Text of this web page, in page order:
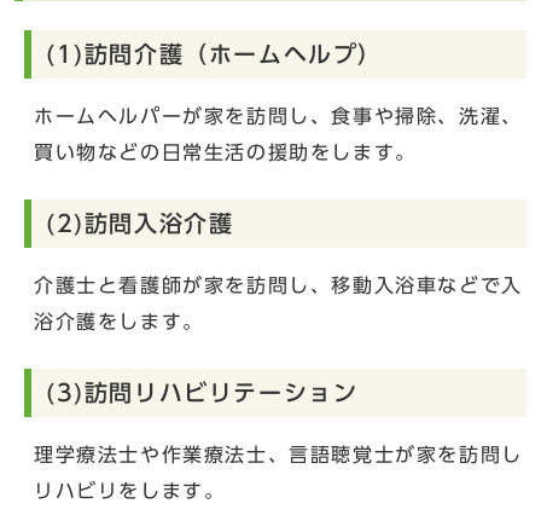
(1)訪問介護（ホームヘルプ）
ホームヘルパーが家を訪問し、食事や掃除、洗濯、
買い物などの日常生活の援助をします。
(2)訪問入浴介護
介護士と看護師が家を訪問し、移動入浴車などで入
浴介護をします。
(3)訪問リハビリテーション
理学療法士や作業療法士、言語聴覚士が家を訪問し
リハビリをします。